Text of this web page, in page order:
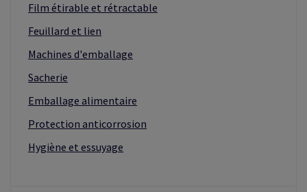
Film étirable et rétractable
Feuillard et lien
Machines d'emballage
Sacherie
Emballage alimentaire
Protection anticorrosion
Hygiène et essuyage